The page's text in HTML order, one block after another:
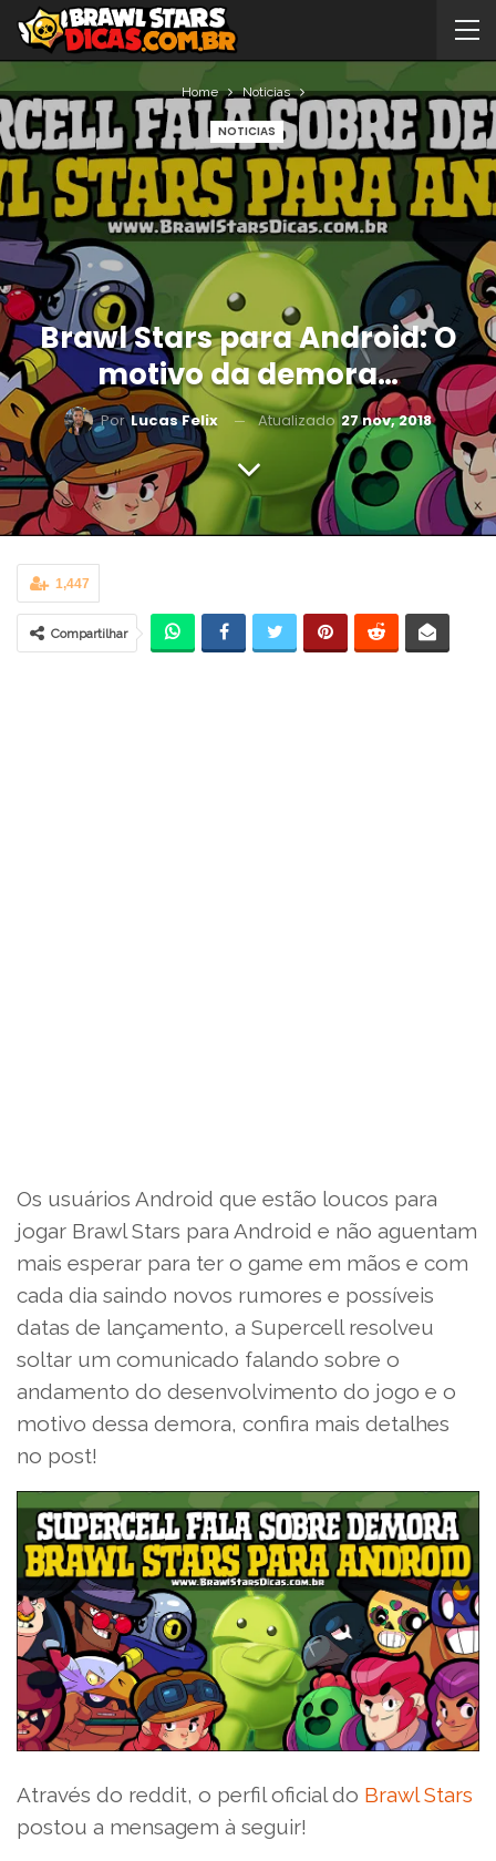
Home Noticias
NOTICIAS
Brawl Stars para Android: O
motivo da demora…
PorLucas Felix Atualizado 27 nov, 2018
1,447
Compartilhar
Os usuários Android que estão loucos para
jogar Brawl Stars para Android e não aguentam
mais esperar para ter o game em mãos e com
cada dia saindo novos rumores e possíveis
datas de lançamento, a Supercell resolveu
soltar um comunicado falando sobre o
andamento do desenvolvimento do jogo e o
motivo dessa demora, confira mais detalhes
no post!
Através do reddit, o perfil oficial do Brawl Stars
postou a mensagem à seguir!